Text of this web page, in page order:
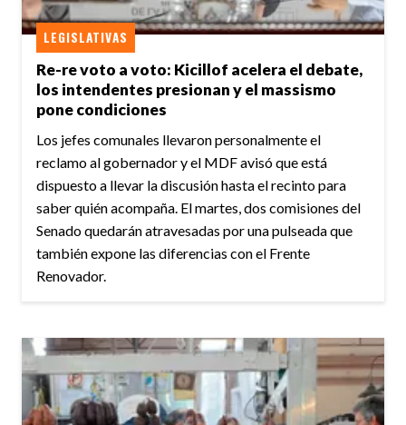
Re-re voto a voto: Kicillof acelera el debate,
los intendentes presionan y el massismo
pone condiciones
LEGISLATIVAS
Los jefes comunales llevaron personalmente el
reclamo al gobernador y el MDF avisó que está
dispuesto a llevar la discusión hasta el recinto para
saber quién acompaña. El martes, dos comisiones del
Senado quedarán atravesadas por una pulseada que
también expone las diferencias con el Frente
Renovador.